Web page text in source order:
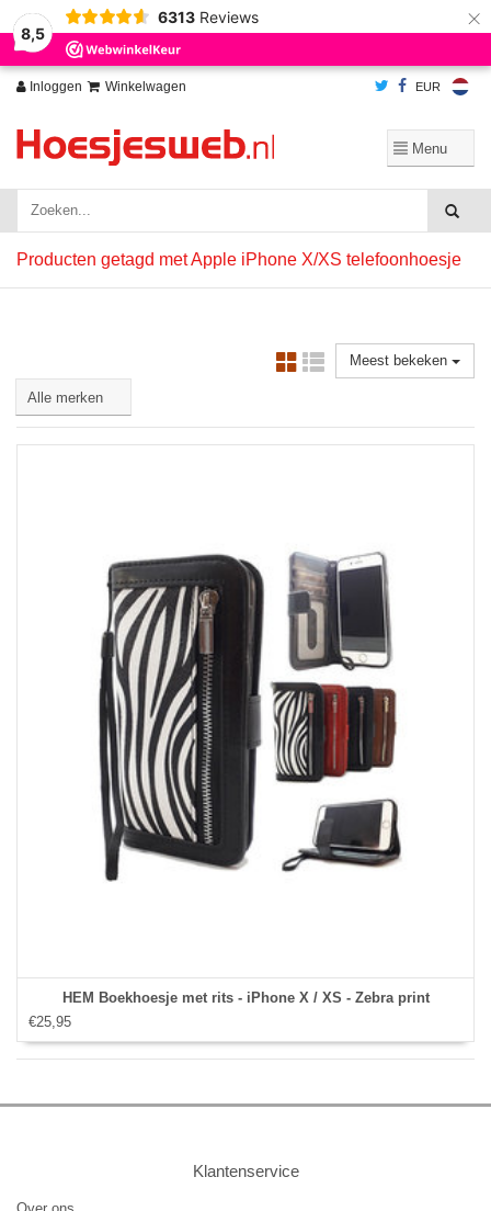
8,5
6313 Reviews ×
Inloggen Winkelwagen EUR
Producten getagd met Apple iPhone X/XS telefoonhoesje
Meest bekeken
HEM Boekhoesje met rits - iPhone X / XS - Zebra print
€25,95
Klantenservice
Wij slaan cookies op om onze website te verbeteren. Is dat akkoord?
Ja
Nee